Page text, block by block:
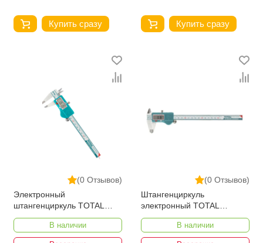
Купить сразу Купить сразу
(0 Отзывов)
Электронный
штангенциркуль TOTAL
TMT321506
В наличии
(0 Отзывов)
Штангенциркуль
электронный TOTAL
TMT322006
В наличии